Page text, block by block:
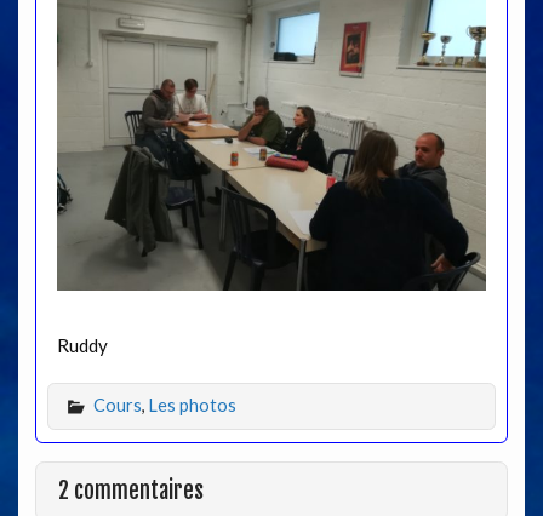
Ruddy
Cours, Les photos
2 commentaires